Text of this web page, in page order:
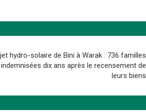
hydro-solaire de Bini à Warak : 736 familles
dix ans après le recensement de
leurs biens